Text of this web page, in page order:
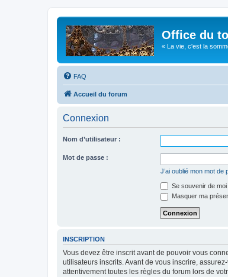
Office du
« La vie, c'est la
FAQ
Accueil du forum
Connexion
Nom d’utilisateur :
Mot de passe :
J’ai oublié mon mot de
Se souvenir de moi
Masquer ma
INSCRIPTION
Vous devez être inscrit avant de pouvoir vous
utilisateurs inscrits. Avant de vous inscrire,
attentivement toutes les règles du forum lors de